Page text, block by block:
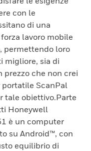
con le
di una
lavoro mobile
permettendo loro
migliore, sia di
prezzo che non crei
ScanPal
tale obiettivo.Parte
Honeywell
è un computer
su Android™, con
equilibrio di